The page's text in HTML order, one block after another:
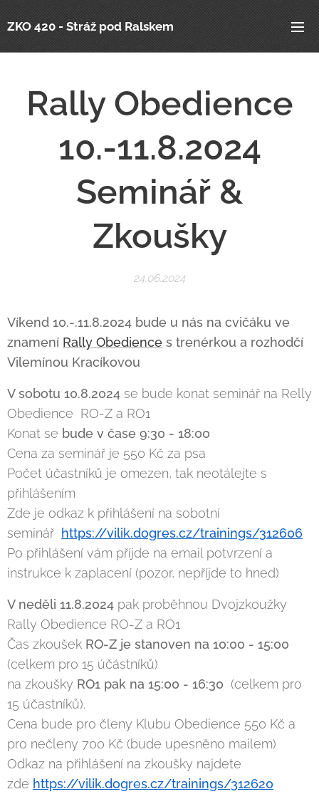
ZKO 420 - Stráž pod Ralskem
Rally Obedience
10.-11.8.2024
Seminář &
Zkoušky
24.06.2024
Víkend 10.-.11.8.2024 bude u nás na cvičáku ve
znamení Rally Obedience s trenérkou a rozhodčí
Vilemínou Kracíkovou
V sobotu 10.8.2024 se bude konat seminář na Relly
Obedience RO-Z a RO1
Konat se bude v čase 9:30 - 18:00
Cena za seminář je 550 Kč za psa
Počet účastníků je omezen, tak neotálejte s
přihlášením
Zde je odkaz k přihlášení na sobotní
seminář https://vilik.dogres.cz/trainings/312606
Po přihlášení vám příjde na email potvrzení a
instrukce k zaplacení (pozor, nepříjde to hned)
V neděli 11.8.2024 pak proběhnou Dvojzkoužky
Rally Obedience RO-Z a RO1
Čas zkoušek RO-Z je stanoven na 10:00 - 15:00
(celkem pro 15 účástníků)
na zkoušky RO1 pak na 15:00 - 16:30 (celkem pro
15 účastníků).
Cena bude pro členy Klubu Obedience 550 Kč a
pro nečleny 700 Kč (bude upesněno mailem)
Odkaz na přihlášení na zkoušky najdete
zde https://vilik.dogres.cz/trainings/312620